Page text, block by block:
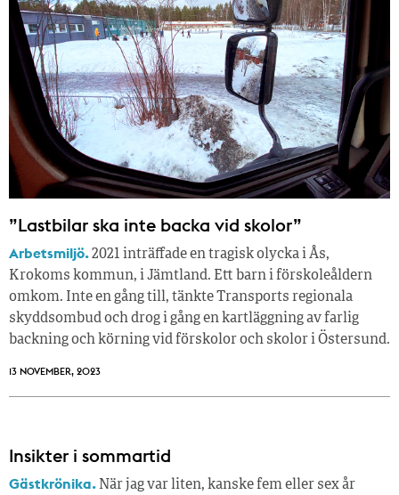
”Lastbilar ska inte backa vid skolor”
Arbetsmiljö.2021 inträffade en tragisk olycka i Ås,
Krokoms kommun, i Jämtland. Ett barn i förskoleåldern
omkom. Inte en gång till, tänkte Transports regionala
skyddsombud och drog i gång en kartläggning av farlig
backning och körning vid förskolor och skolor i Östersund.
13 NOVEMBER, 2023
Insikter i sommartid
Gästkrönika. När jag var liten, kanske fem eller sex år